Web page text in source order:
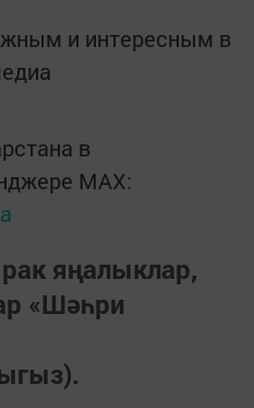
и интересным в
в
MАХ:
яңалыклар,
«Шәһри